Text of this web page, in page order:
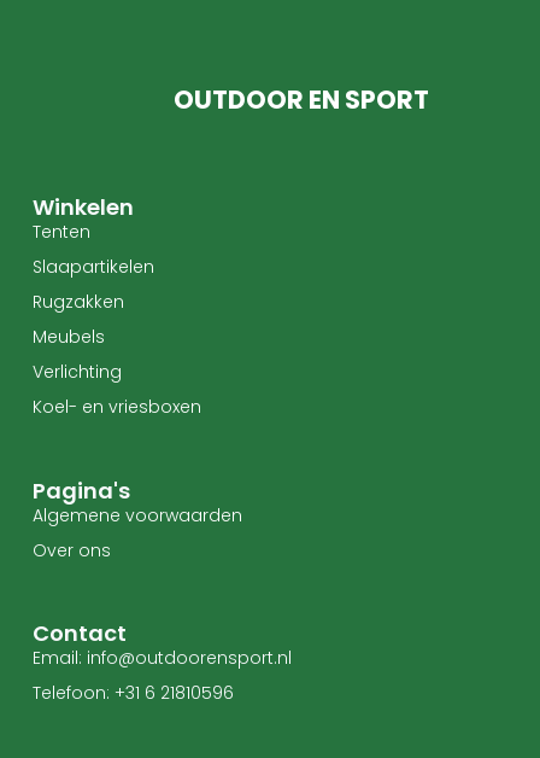
OUTDOOR EN SPORT
Winkelen
Tenten
Slaapartikelen
Rugzakken
Meubels
Verlichting
Koel- en vriesboxen
Pagina's
Algemene voorwaarden
Over ons
Contact
Email: info@outdoorensport.nl
Telefoon: +31 6 21810596